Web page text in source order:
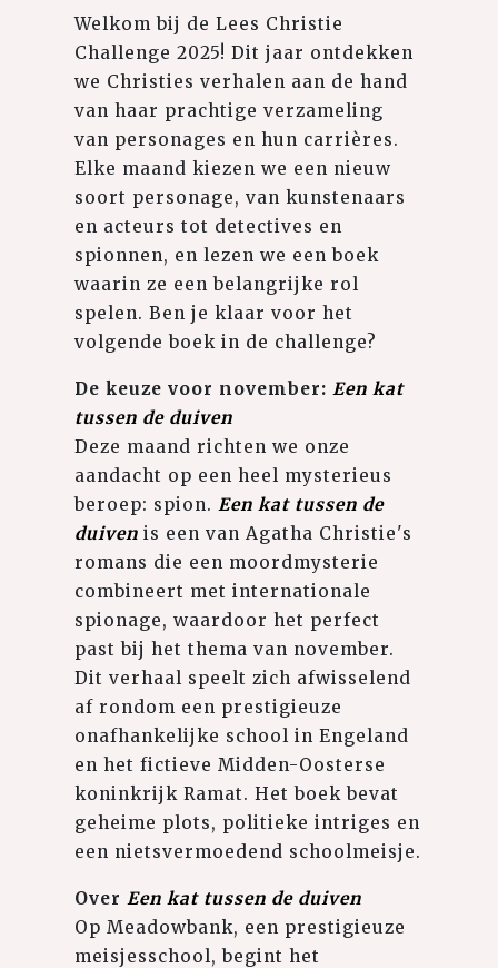
Welkom bij de Lees Christie
Challenge 2025! Dit jaar ontdekken
we Christies verhalen aan de hand
van haar prachtige verzameling
van personages en hun carrières.
Elke maand kiezen we een nieuw
soort personage, van kunstenaars
en acteurs tot detectives en
spionnen, en lezen we een boek
waarin ze een belangrijke rol
spelen. Ben je klaar voor het
volgende boek in de challenge?
De keuze voor november: Een kat
tussen de duiven
Deze maand richten we onze
aandacht op een heel mysterieus
beroep: spion. Een kat tussen de
duiven is een van Agatha Christie's
romans die een moordmysterie
combineert met internationale
spionage, waardoor het perfect
past bij het thema van november.
Dit verhaal speelt zich afwisselend
af rondom een prestigieuze
onafhankelijke school in Engeland
en het fictieve Midden-Oosterse
koninkrijk Ramat. Het boek bevat
geheime plots, politieke intriges en
een nietsvermoedend schoolmeisje.
Over Een kat tussen de duiven
Op Meadowbank, een prestigieuze
meisjesschool, begint het